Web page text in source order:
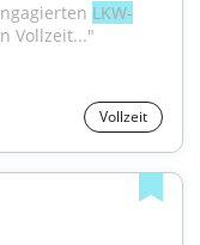
LKW-
Vollzeit..."
Vollzeit